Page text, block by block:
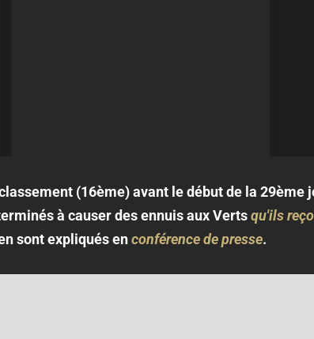
(16ème) avant le début de la 29ème
à causer des ennuis aux Vertsqu'ils
sont expliqués enconférence de presse.